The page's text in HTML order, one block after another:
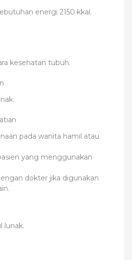
energi 2150 kkal.
kesehatan tubuh.
pada wanita hamil atau
yang menggunakan
dokter jika digunakan
lunak.